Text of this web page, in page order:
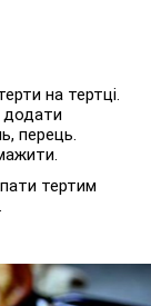
на тертці.
додати
перець.
тертим